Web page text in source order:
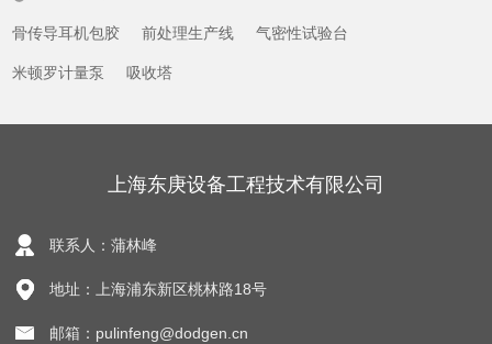
骨传导耳机包胶 前处理生产线 气密性试验台
米顿罗计量泵 吸收塔
上海东庚设备工程技术有限公司
联系人：蒲林峰
地址：上海浦东新区桃林路18号
邮箱：pulinfeng@dodgen.cn